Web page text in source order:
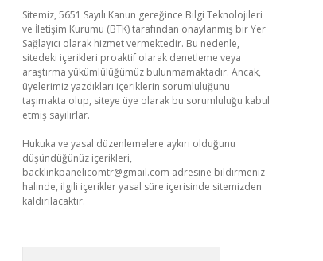
Sitemiz, 5651 Sayılı Kanun gereğince Bilgi Teknolojileri
ve İletişim Kurumu (BTK) tarafından onaylanmış bir Yer
Sağlayıcı olarak hizmet vermektedir. Bu nedenle,
sitedeki içerikleri proaktif olarak denetleme veya
araştırma yükümlülüğümüz bulunmamaktadır. Ancak,
üyelerimiz yazdıkları içeriklerin sorumluluğunu
taşımakta olup, siteye üye olarak bu sorumluluğu kabul
etmiş sayılırlar.
Hukuka ve yasal düzenlemelere aykırı olduğunu
düşündüğünüz içerikleri,
backlinkpanelicomtr@gmail.com adresine bildirmeniz
halinde, ilgili içerikler yasal süre içerisinde sitemizden
kaldırılacaktır.